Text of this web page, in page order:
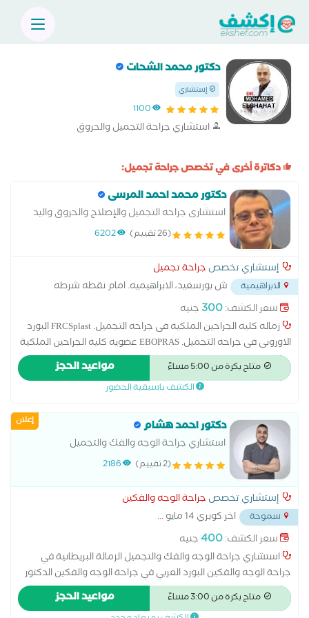
دكتور محمد الشحات
إستشاري
1100
استشاري جراحة التجميل والحروق
دكاترة أخرى في تخصص جراحة تجميل:
دكتور محمد احمد المرسى
استشارى جراحه التجميل والإصلاح والحروق واليد
(26 تقييم) 6202
إستشاري تخصص جراحة تجميل
الابراهيمية
ش بورسعيد، الابراهيميه. امام نقطه شرطه
بورسعيد...
سعر الكشف:300 جنيه
زماله كليه الجراحين الملكيه فى جراحه التجميل. FRCSplast البورد
الاوروبى فى جراحه التجميل. EBOPRAS عضويه كليه الجراحين الملكية
فى ايرلندا. MRCSI ماجستير الجراحه جامعه الاسكندريه. خبره فى
انجلترا وايرلندا والخليج 20 عاما.
متاح بكرة من 5:00 مساءً مواعيد الحجز
الكشف باسبقية الحضور
إعلان دكتور احمد هشام
استشاري جراحة الوجه والفك والتجميل
(2 تقييم) 2186
إستشاري تخصص جراحة الوجه والفكين
سموحة اخر كوبري 14 مايو
...
سعر الكشف:400جنيه
استشاري جراحة الوجه والفك والتجميل الزمالة البريطانية في
جراحة الوجه والفكين البورد العربي في جراحة الوجه والفكين الدكتور
أحمد هشام هو استشاري جراحة الوجه والفك والتجميل، يعد الدكتور
أحمد هشام من المتخصصين في جراحة الوجه والفكين والتجميل،
متاح بكرة من 3:00 مساءً مواعيد الحجز